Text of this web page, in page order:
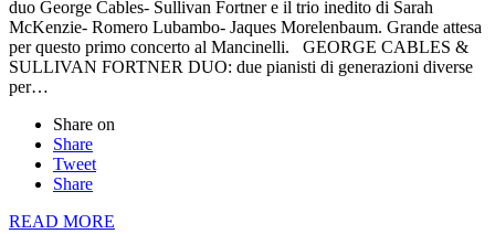
duo George Cables- Sullivan Fortner e il trio inedito di Sarah
McKenzie- Romero Lubambo- Jaques Morelenbaum. Grande attesa
per questo primo concerto al Mancinelli. GEORGE CABLES &
SULLIVAN FORTNER DUO: due pianisti di generazioni diverse
per…
Share on
Share
Tweet
Share
READ MORE